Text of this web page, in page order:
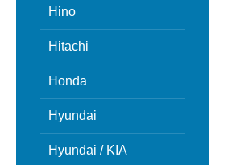
Hino
Hitachi
Honda
Hyundai
Hyundai / KIA